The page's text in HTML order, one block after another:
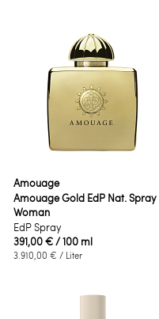
Amouage
Amouage Gold EdP Nat. Spray
Woman
EdP Spray
391,00 €/ 100 ml
3.910,00 € / Liter